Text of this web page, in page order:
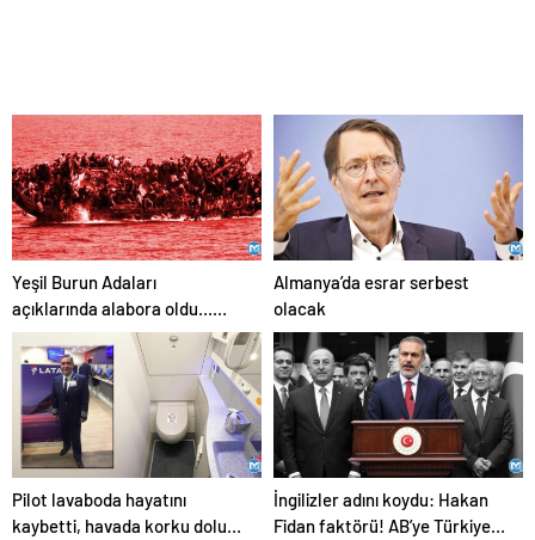
Yeşil Burun Adaları
açıklarında alabora oldu…
Göçmen teknesi faciası: 63
ölü
Almanya’da esrar serbest
olacak
Pilot lavaboda hayatını
kaybetti, havada korku dolu
İngilizler adını koydu: Hakan
Fidan faktörü! AB’ye Türkiye